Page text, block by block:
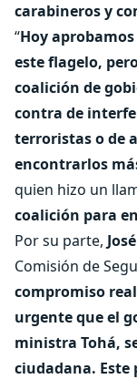
carabineros y
“Hoy
este flagelo,
coalición de
contra de
terroristas o de
encontrarlos
quien hizo un
coalición para
Por su parte,
Comisión de
compromiso
urgente que el
ministra Tohá,
ciudadana. Este